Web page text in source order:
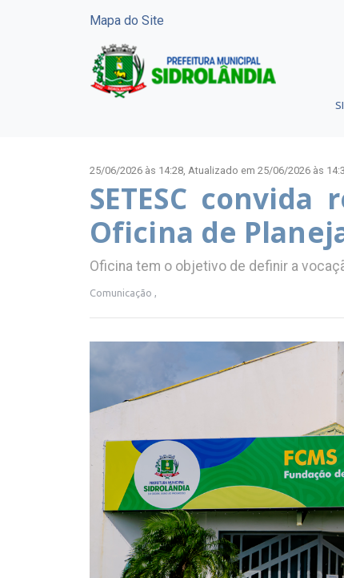
Mapa do Site
25/06/2026 às 14:28, Atualizado em 25/06/2026 às
SETESC
Oficina de
Oficina tem o objetivo de definir a
Comunicação ,